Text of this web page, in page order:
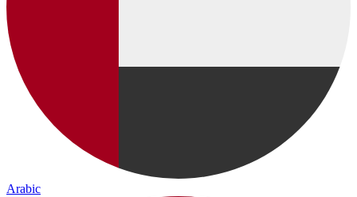
Arabic